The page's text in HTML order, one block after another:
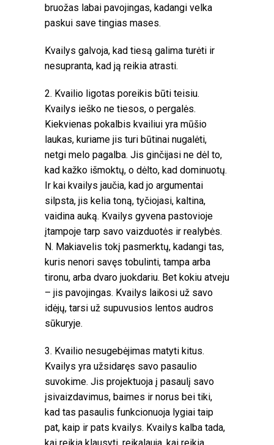
bruožas labai pavojingas, kadangi velka
paskui save tingias mases.
Kvailys galvoja, kad tiesą galima turėti ir
nesupranta, kad ją reikia atrasti.
2. Kvailio ligotas poreikis būti teisiu.
Kvailys ieško ne tiesos, o pergalės.
Kiekvienas pokalbis kvailiui yra mūšio
laukas, kuriame jis turi būtinai nugalėti,
netgi melo pagalba. Jis ginčijasi ne dėl to,
kad kažko išmoktų, o dėlto, kad dominuotų.
Ir kai kvailys jaučia, kad jo argumentai
silpsta, jis kelia toną, tyčiojasi, kaltina,
vaidina auką. Kvailys gyvena pastovioje
įtampoje tarp savo vaizduotės ir realybės.
N. Makiavelis tokį pasmerktų, kadangi tas,
kuris nenori savęs tobulinti, tampa arba
tironu, arba dvaro juokdariu. Bet kokiu atveju
– jis pavojingas. Kvailys laikosi už savo
idėjų, tarsi už supuvusios lentos audros
sūkuryje.
3. Kvailio nesugebėjimas matyti kitus.
Kvailys yra užsidaręs savo pasaulio
suvokime. Jis projektuoja į pasaulį savo
įsivaizdavimus, baimes ir norus bei tiki,
kad tas pasaulis funkcionuoja lygiai taip
pat, kaip ir pats kvailys. Kvailys kalba tada,